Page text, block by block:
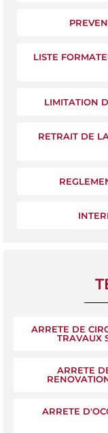
LISTE
LIMITATION
RETRAIT DE
ARRETE DE
TRAVAUX
ARRETE
ARRETE